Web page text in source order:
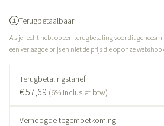
Terugbetaalbaar
Als je recht hebt op een terugbetaling voor dit
een verlaagde prijs en niet de prijs die op onze
Terugbetalingstarief
€ 57,69 (6% inclusief btw)
Verhoogde tegemoetkoming